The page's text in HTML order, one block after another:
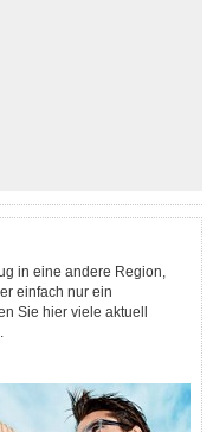
in eine andere Region,
einfach nur ein
Sie hier viele aktuell